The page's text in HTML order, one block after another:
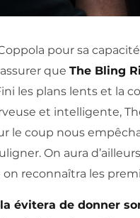
pour sa
que The Bling
les plans lents et la
et intelligente,
le coup nous
On aura
on reconnaîtra les
évitera de donner